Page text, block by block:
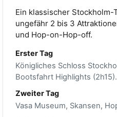
Ein klassischer Stockholm-
ungefähr 2 bis 3
und Hop-on-Hop-off.
Erster Tag
Königliches Schloss
Bootsfahrt Highlights (2h15).
Zweiter Tag
Vasa Museum, Skansen,